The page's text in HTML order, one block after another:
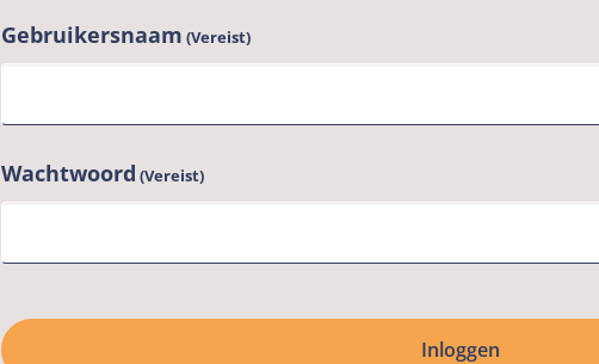
Gebruikersnaam (Vereist)
Wachtwoord (Vereist)
Inloggen